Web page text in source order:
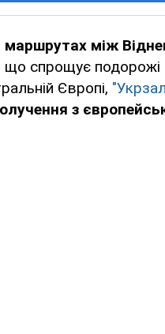
маршрутах між
спрощує подорожі
Європі,
з